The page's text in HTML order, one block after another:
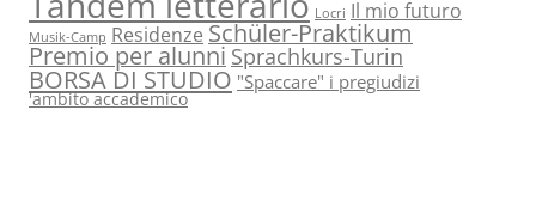
Locri Il mio futuro
Musik-Camp Residenze Schüler-Praktikum
Premio per alunni Sprachkurs-Turin
BORSA DI STUDIO "Spaccare" i pregiudizi
'ambito accademico